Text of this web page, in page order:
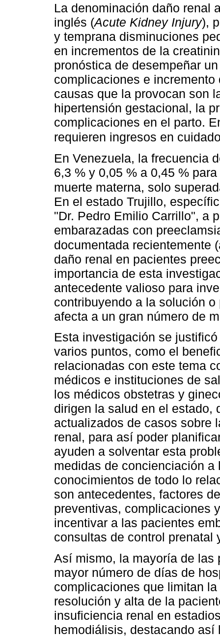
La denominación daño renal
inglés (Acute Kidney Injury),
y temprana disminuciones
en incrementos de la
pronóstica de desempeñar
complicaciones e
causas que la provocan son
hipertensión gestacional, la
complicaciones en el parto.
requieren ingresos en
En Venezuela, la frecuencia
6,3 % y 0,05 % a 0,45 %
muerte materna, solo
En el estado Trujillo,
"Dr. Pedro Emilio Carrillo", a
embarazadas con
documentada recientemente
daño renal en pacientes
importancia de esta
antecedente valioso para
contribuyendo a la solución
afecta a un gran número de
Esta investigación se
varios puntos, como el
relacionadas con este tema
médicos e instituciones de
los médicos obstetras y
dirigen la salud en el estado,
actualizados de casos sobre
renal, para así poder
ayuden a solventar esta
medidas de concienciación
conocimientos de todo lo
son antecedentes, factores
preventivas, complicaciones
incentivar a las pacientes
consultas de control prenatal
Así mismo, la mayoría de las
mayor número de días de
complicaciones que limitan
resolución y alta de la
insuficiencia renal en
hemodiálisis, destacando